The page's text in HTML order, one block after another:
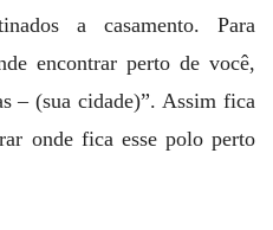
a casamento. Para
encontrar perto de você,
– (sua cidade)”. Assim fica
onde fica esse polo perto